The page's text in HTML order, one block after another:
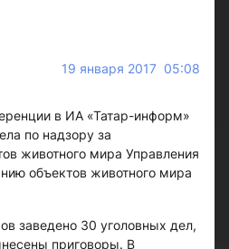
19 января 2017 05:08
в ИА «Татар-информ»
по надзору за
животного мира Управления
объектов животного мира
заведено 30 уголовных дел,
приговоры. В